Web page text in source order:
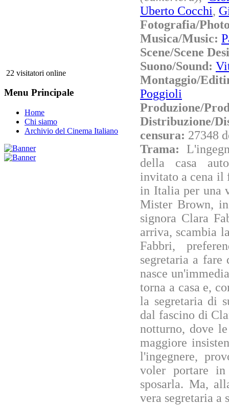
22 visitatori online
Menu Principale
Home
Chi siamo
Archivio del Cinema Italiano
Uberto Cocchi,
Fotografia/
Musica/Music:
Scene/Scene
Suono/Sound:
Montaggio/
Poggioli
Produzione/
Distribuzione/
censura: 27348
Trama:
della casa
invitato a cena il
in Italia per una
Mister Brown,
signora Clara
arriva, scambia
Fabbri,
segretaria a fare
nasce
torna a casa e,
la segretaria di
dal fascino di
notturno, dove
maggiore
l'ingegnere,
voler portare
sposarla. Ma,
vera segretaria